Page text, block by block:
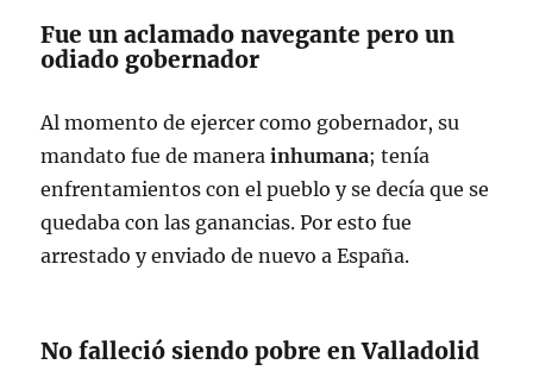
Fue un aclamado navegante pero un
odiado gobernador
Al momento de ejercer como gobernador, su
mandato fue de manera inhumana; tenía
enfrentamientos con el pueblo y se decía que se
quedaba con las ganancias. Por esto fue
arrestado y enviado de nuevo a España.
No falleció siendo pobre en Valladolid